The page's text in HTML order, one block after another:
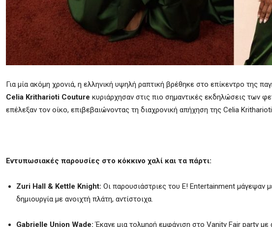
Για μία ακόμη χρονιά, η ελληνική υψηλή ραπτική βρέθηκε στο επίκεντρο της
Celia Kritharioti Couture κυριάρχησαν στις πιο σημαντικές εκδηλώσεις των
επέλεξαν τον οίκο, επιβεβαιώνοντας τη διαχρονική απήχηση της Celia
Εντυπωσιακές παρουσίες στο κόκκινο χαλί και τα πάρτι:
Zuri Hall & Kettle Knight: Οι παρουσιάστριες του E! Entertainment μάγεψαν
δημιουργία με ανοιχτή πλάτη, αντίστοιχα.
Gabrielle Union Wade: Έκανε μια τολμηρή εμφάνιση στο Vanity Fair party με